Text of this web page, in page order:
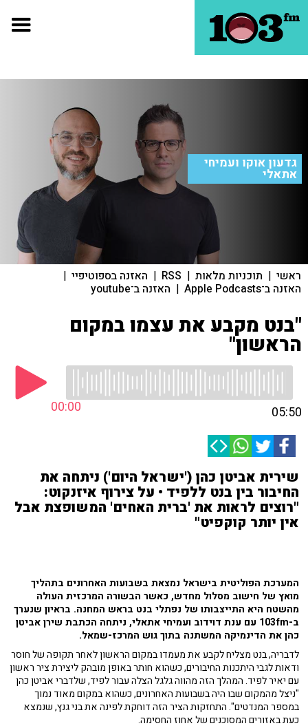
גדעון אוקו ועמיחי
אתאלי
ראשי | תוכניות מלאות |
RSS
| האזנה בספוטיפיי |
האזנה ב־Apple Podcasts | האזנה ב־youtube
"בנט מקבע את עצמו במקום
הראשון"
00:00 05:50
שירית אביטן כהן ('ישראל היום') ניתחה את
החיבור בין בנט ללפיד • על צירוף איזנקוט:
"רוצים לראות את 'ברית האחים' המשופצת אבל
אין יותר קוקפיט"
המערכת הפוליטית בישראל נמצאת בשבועות האחרונים בתהליך
מואץ של חישוב מסלול מחדש, כאשר הבשורה המרכזית העולה
מהשטח היא התייצבותו של נפתלי בנט בראש המחנה. בראיון שנערך
ב-103fm עם ענת דוידוב ועמיחי אתאלי, ניתחה הכתבת שירן אביטן
כהן את הדינמיקה המשתנה בתוך גוש המרכז-שמאל.
לדבריה, בנט מצליח לקבע את מעמדו במקום הראשון לאחר תקופה של חוסר
ודאות לגבי היתכנות החיבורים, כשהוא חותר באופן מובהק ליצירת ציר ראשון
עם יאיר לפיד. המהלך הזה מהווה גלגל הצלה עבור לפיד, שלדברי אביטן כהן
"ניצל מהמקום שבו היה בשבועות האחרונים, כשהוא במקום מאוד נמוך
במספר המנדטים". התחזקות הציר הזה דוחקת לפינה את בני גנץ, שנמצא
כעת באזורים המסוכנים של אחוז החסימה.